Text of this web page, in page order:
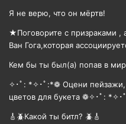
Я не верю, что он мёртв!
★Поговорите с призраками ,
Ван Гога,которая
Кем бы ты был(а) попав в
✧･ﾟ: *✧･ﾟ:*❁ Оцени пейзажи,
цветов для букета ❁✧･ﾟ: *✧･
🎸🪲Какой ты битл? 🪲🎸